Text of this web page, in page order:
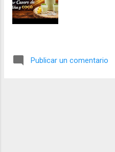
Publicar un comentario